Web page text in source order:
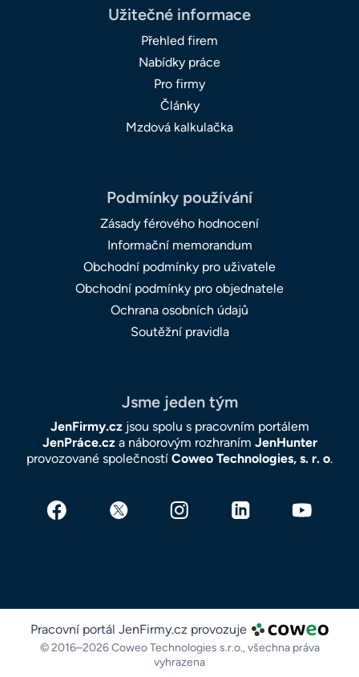
Užitečné informace
Přehled firem
Nabídky práce
Pro firmy
Články
Mzdová kalkulačka
Podmínky používání
Zásady férového hodnocení
Informační memorandum
Obchodní podmínky pro uživatele
Obchodní podmínky pro objednatele
Ochrana osobních údajů
Soutěžní pravidla
Jsme jeden tým
JenFirmy.czjsou spolu s pracovním portálem
JenPráce.cza náborovým rozhraním JenHunter
provozované společností Coweo Technologies, s. r. o.
Pracovní portál JenFirmy.cz provozuje
© 2016–2026 Coweo Technologies s.r.o.,všechna práva
vyhrazena